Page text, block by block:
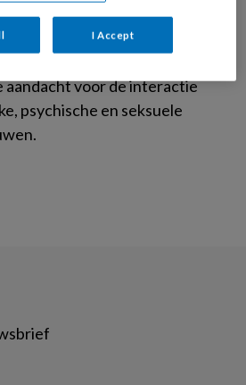
waar
overgangsklachten
aandacht voor de interactie
psychische en seksuele
I Accept